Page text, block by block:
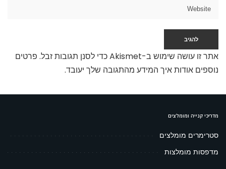
אתר זו עושה שימוש ב-Akismet כדי לסנן תגובות זבל.
פרטים
נוספים אודות איך המידע מהתגובה שלך יעובד.
מדריכי קנייה ומומלצים
סטרימרים מומלצים
מדפסות מומלצות